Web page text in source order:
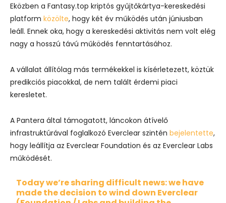
Eközben a Fantasy.top kriptós gyűjtőkártya-kereskedési
platform közölte, hogy két év működés után júniusban
leáll. Ennek oka, hogy a kereskedési aktivitás nem volt elég
nagy a hosszú távú működés fenntartásához.
A vállalat állítólag más termékekkel is kísérletezett, köztük
predikciós piacokkal, de nem talált érdemi piaci
keresletet.
A Pantera által támogatott, láncokon átívelő
infrastruktúrával foglalkozó Everclear szintén bejelentette,
hogy leállítja az Everclear Foundation és az Everclear Labs
működését.
Today we’re sharing difficult news: we have
made the decision to wind down Everclear